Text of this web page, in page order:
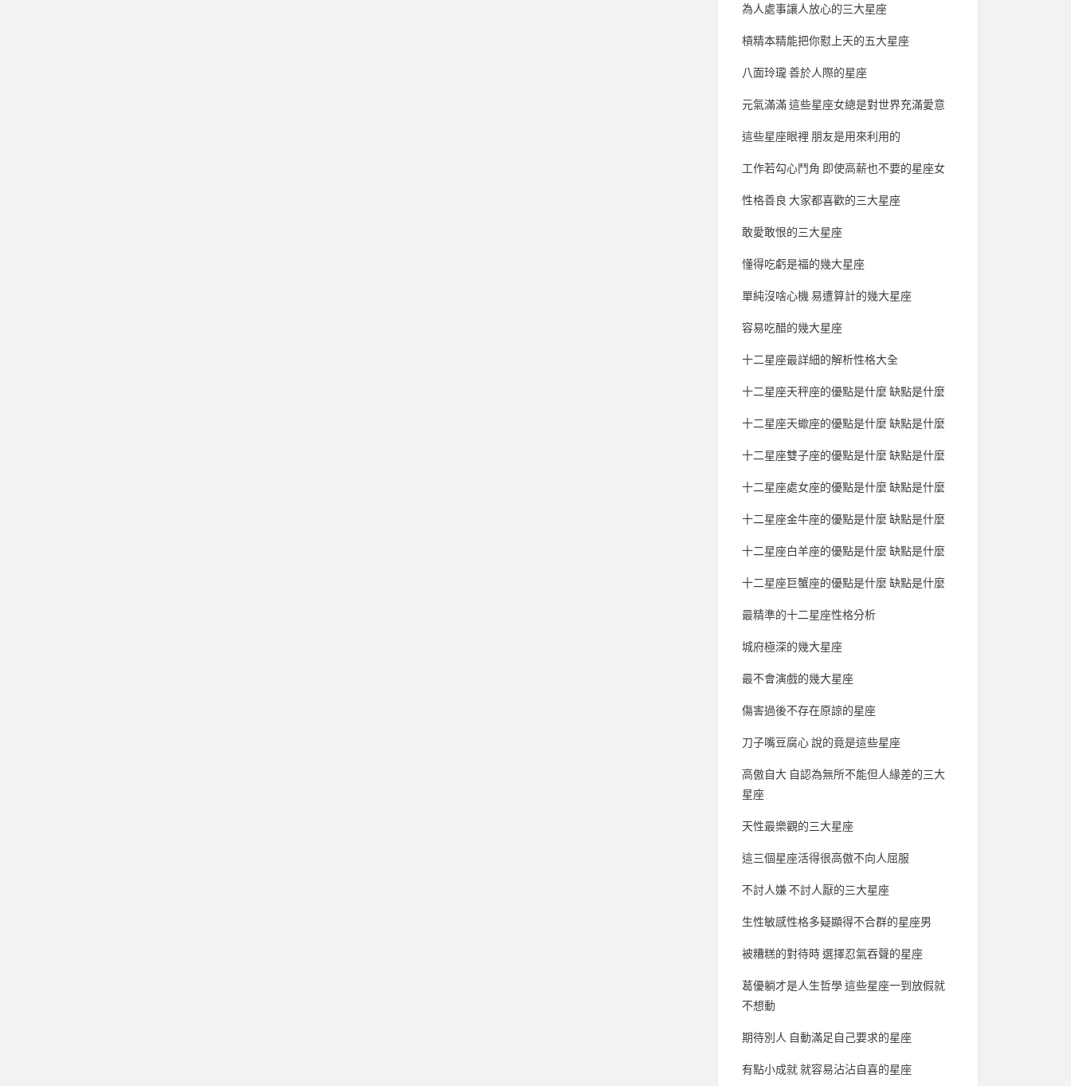
為人處事讓人放心的三大星座
槓精本精能把你懟上天的五大星座
八面玲瓏 善於人際的星座
元氣滿滿 這些星座女總是對世界充滿愛意
這些星座眼裡 朋友是用來利用的
工作若勾心鬥角 即使高薪也不要的星座女
性格善良 大家都喜歡的三大星座
敢愛敢恨的三大星座
懂得吃虧是福的幾大星座
單純沒啥心機 易遭算計的幾大星座
容易吃醋的幾大星座
十二星座最詳細的解析性格大全
十二星座天秤座的優點是什麼 缺點是什麼
十二星座天蠍座的優點是什麼 缺點是什麼
十二星座雙子座的優點是什麼 缺點是什麼
十二星座處女座的優點是什麼 缺點是什麼
十二星座金牛座的優點是什麼 缺點是什麼
十二星座白羊座的優點是什麼 缺點是什麼
十二星座巨蟹座的優點是什麼 缺點是什麼
最精準的十二星座性格分析
城府極深的幾大星座
最不會演戲的幾大星座
傷害過後不存在原諒的星座
刀子嘴豆腐心 說的竟是這些星座
高傲自大 自認為無所不能但人緣差的三大
星座
天性最樂觀的三大星座
這三個星座活得很高傲不向人屈服
不討人嫌 不討人厭的三大星座
生性敏感性格多疑顯得不合群的星座男
被糟糕的對待時 選擇忍氣吞聲的星座
葛優躺才是人生哲學 這些星座一到放假就
不想動
期待別人 自動滿足自己要求的星座
有點小成就 就容易沾沾自喜的星座